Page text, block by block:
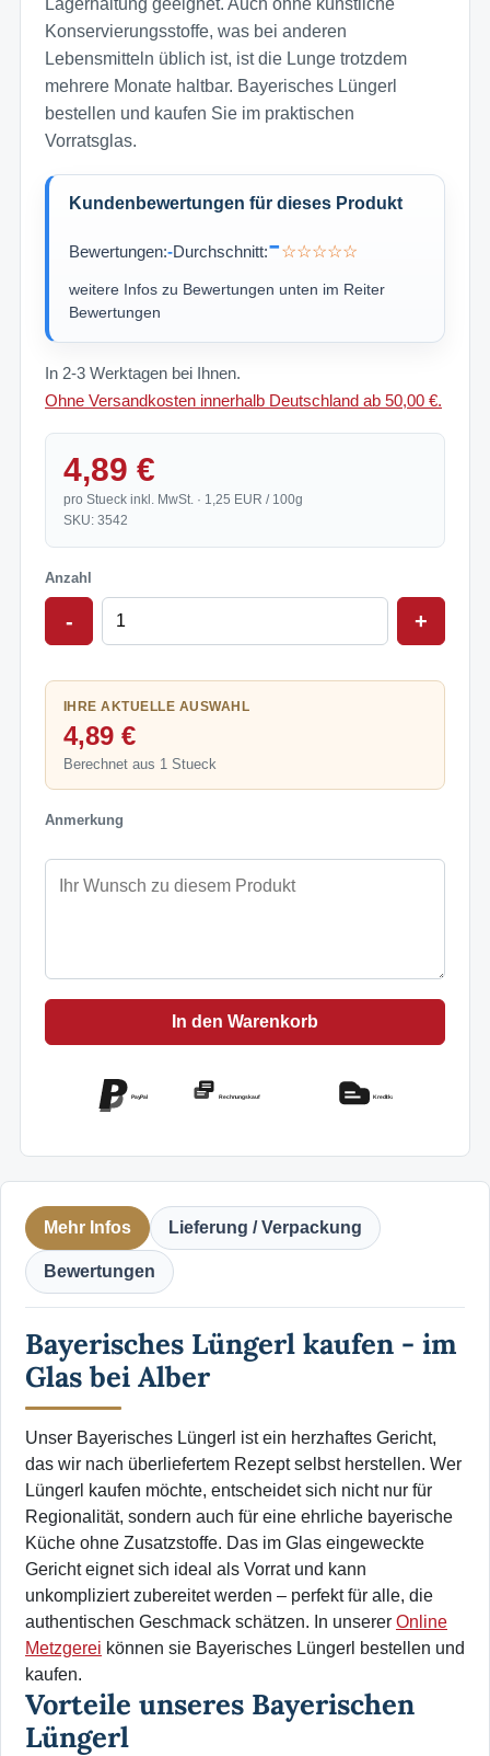
Konservierungsstoffe, was bei anderen
Lebensmitteln üblich ist, ist die Lunge trotzdem
mehrere Monate haltbar. Bayerisches Lüngerl
bestellen und kaufen Sie im praktischen
Vorratsglas.
Kundenbewertungen für dieses Produkt
Bewertungen:-Durchschnitt:-☆☆☆☆☆
weitere Infos zu Bewertungen unten im Reiter
Bewertungen
In 2-3 Werktagen bei Ihnen.
Ohne Versandkosten innerhalb Deutschland ab 50,00 €.
4,89 €
pro Stueck inkl. MwSt. · 1,25 EUR / 100g
SKU: 3542
Anzahl
- +
IHRE AKTUELLE AUSWAHL
4,89 €
Berechnet aus 1 Stueck
Anmerkung
In den Warenkorb
PayPal Rechnungskauf Kreditkarte
Mehr Infos Lieferung / Verpackung
Bewertungen
Bayerisches Lüngerl kaufen - im
Glas bei Alber
Unser Bayerisches Lüngerl ist ein herzhaftes Gericht,
das wir nach überliefertem Rezept selbst herstellen. Wer
Lüngerl kaufen möchte, entscheidet sich nicht nur für
Regionalität, sondern auch für eine ehrliche bayerische
Küche ohne Zusatzstoffe. Das im Glas eingeweckte
Gericht eignet sich ideal als Vorrat und kann
unkompliziert zubereitet werden – perfekt für alle, die
authentischen Geschmack schätzen. In unserer Online
Metzgerei können sie Bayerisches Lüngerl bestellen und
kaufen.
Vorteile unseres Bayerischen
Lüngerl